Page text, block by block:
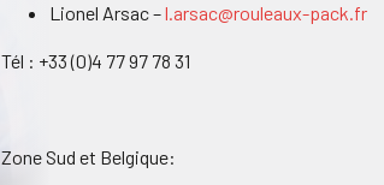
Lionel Arsac –l.arsac@rouleaux-pack.fr
Tél : +33 (0)4 77 97 78 31
Zone Sud et Belgique: